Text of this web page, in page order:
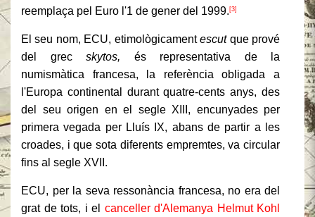
reemplaça pel Euro l'1 de gener del 1999. [3]
El seu nom, ECU, etimològicamentescutque prové
del grec skytos, és representativa de la
numismàtica francesa, la referència obligada a
l'Europa continental durant quatre-cents anys, des
del seu origen en el segle XIII, encunyades per
primera vegada per Lluís IX, abans de partir a les
croades, i que sota diferents empremtes, va circular
fins al segle XVII.
ECU, per la seva ressonància francesa, no era del
grat de tots, i el canceller d'Alemanya Helmut Kohl